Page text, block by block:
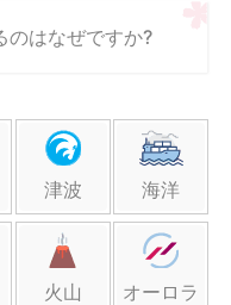
のはなぜですか?
津波 海洋
火山 オーロラ